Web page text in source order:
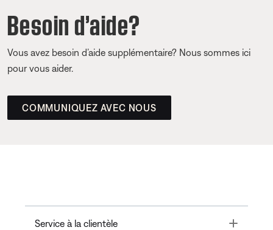
Besoin d’aide?
Vous avez besoin d’aide supplémentaire? Nous sommes ici
pour vous aider.
COMMUNIQUEZ AVEC NOUS
Service à la clientèle Toggle